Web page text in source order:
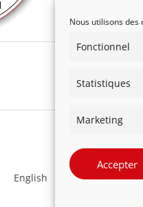
Nous utilisons
Fonctionnel
Statistiques
Marketing
Accepter
English